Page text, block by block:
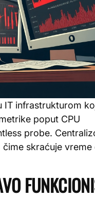
IT infrastrukturom
poput CPU
probe.
skraćuje vreme